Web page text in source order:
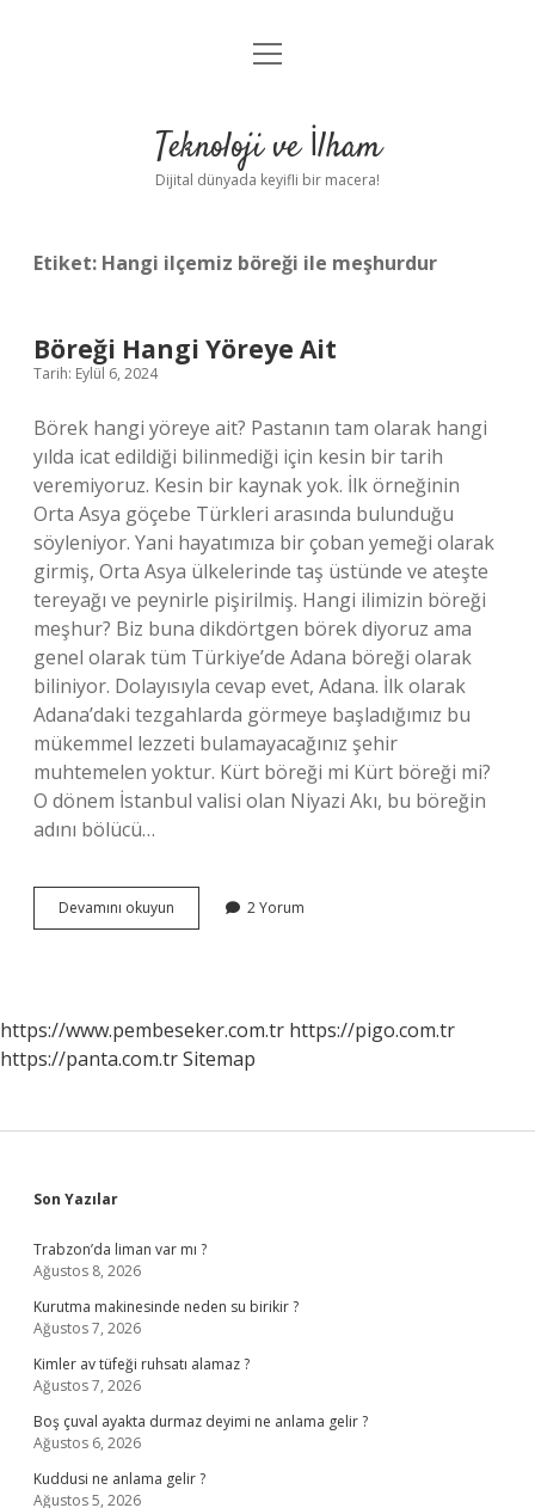
Anasayfa
Yasal Uyarı
menüyü
Teknoloji ve İlham
Dijital dünyada keyifli bir macera!
Etiket: Hangi ilçemiz böreği ile meşhurdur
Böreği Hangi Yöreye Ait
Tarih: Eylül 6, 2024
Börek hangi yöreye ait? Pastanın tam olarak hangi
yılda icat edildiği bilinmediği için kesin bir tarih
veremiyoruz. Kesin bir kaynak yok. İlk örneğinin
Orta Asya göçebe Türkleri arasında bulunduğu
söyleniyor. Yani hayatımıza bir çoban yemeği olarak
girmiş, Orta Asya ülkelerinde taş üstünde ve ateşte
tereyağı ve peynirle pişirilmiş. Hangi ilimizin böreği
meşhur? Biz buna dikdörtgen börek diyoruz ama
genel olarak tüm Türkiye’de Adana böreği olarak
biliniyor. Dolayısıyla cevap evet, Adana. İlk olarak
Adana’daki tezgahlarda görmeye başladığımız bu
mükemmel lezzeti bulamayacağınız şehir
muhtemelen yoktur. Kürt böreği mi Kürt böreği mi?
O dönem İstanbul valisi olan Niyazi Akı, bu böreğin
adını bölücü…
Devamını okuyun
Hangi
2 Yorum
https://www.pembeseker.com.tr https://pigo.com.tr
https://panta.com.trSitemap
Sidebar
Son Yazılar
Trabzon’da liman var mı ?
Ağustos 8, 2026
Kurutma makinesinde neden su birikir ?
Ağustos 7, 2026
Kimler av tüfeği ruhsatı alamaz ?
Ağustos 7, 2026
Boş çuval ayakta durmaz deyimi ne anlama gelir ?
Ağustos 6, 2026
Kuddusi ne anlama gelir ?
Ağustos 5, 2026